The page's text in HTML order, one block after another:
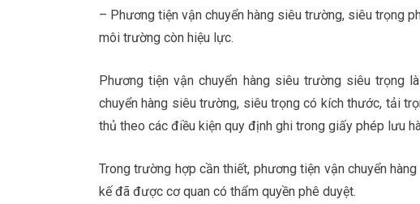
– Phương tiện vận chuyển hàng siêu trường, siêu trọng
môi trường còn hiệu lực.
Phương tiện vận chuyển hàng siêu trường siêu trọng
chuyển hàng siêu trường, siêu trọng có kích thước, tải
thủ theo các điều kiện quy định ghi trong giấy phép lưu
Trong trường hợp cần thiết, phương tiện vận chuyển
kế đã được cơ quan có thẩm quyền phê duyệt.